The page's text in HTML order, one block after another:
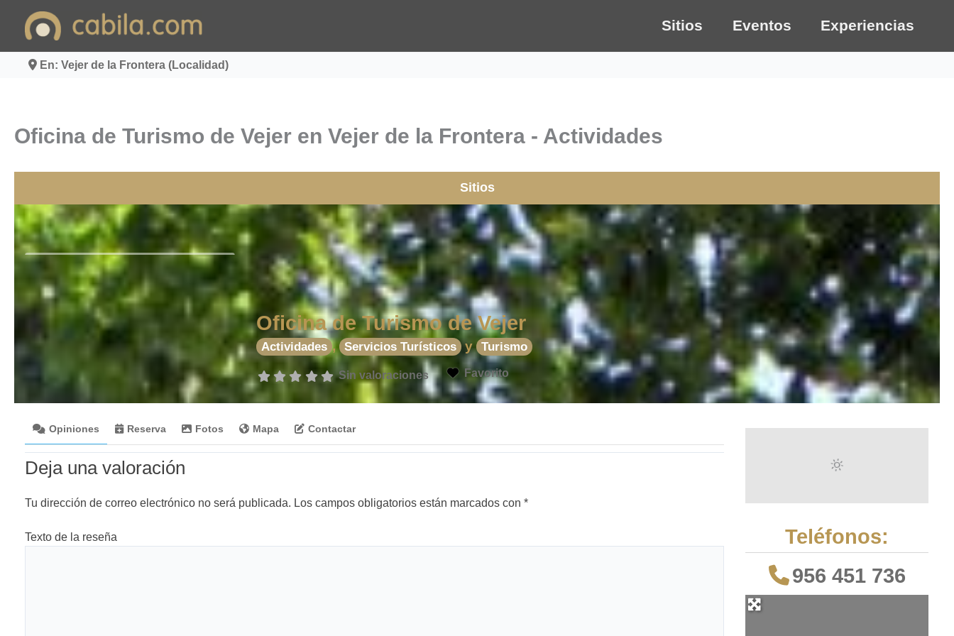
Sitios Eventos Experiencias
En: Vejer de la Frontera (Localidad)
Oficina de Turismo de Vejer en Vejer de la Frontera - Actividades
Sitios
Oficina de Turismo de Vejer
Actividades , Servicios Turísticos y Turismo
Sin valoraciones Favorito
Opiniones Reserva Fotos Mapa Contactar
Deja una valoración
Tu dirección de correo electrónico no será publicada. Los campos obligatorios están marcados con *
Texto de la reseña
Teléfonos:
956 451 736